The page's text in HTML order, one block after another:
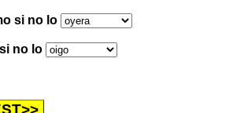
si no lo
no lo